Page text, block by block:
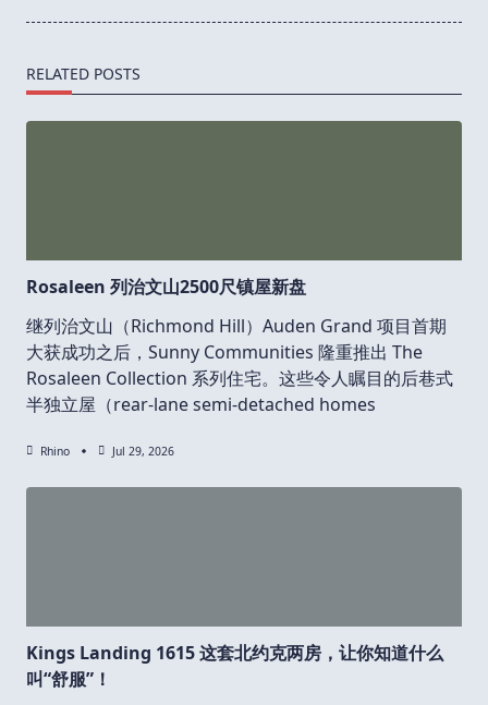
RELATED POSTS
Rosaleen 列治文山2500尺镇屋新盘
继列治文山（Richmond Hill）Auden Grand 项目首期
大获成功之后，Sunny Communities 隆重推出 The
Rosaleen Collection 系列住宅。这些令人瞩目的后巷式
半独立屋（rear-lane semi-detached homes
Rhino Jul 29, 2026
Kings Landing 1615 这套北约克两房，让你知道什么
叫“舒服”！